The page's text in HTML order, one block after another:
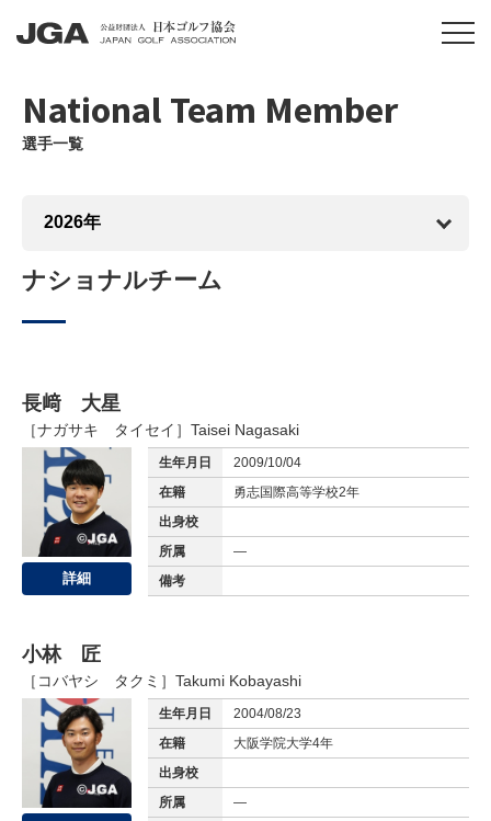
National Team Member
選手一覧
ナショナルチーム
長﨑 大星
［ナガサキ タイセイ］ Taisei Nagasaki
詳細
生年月日
2009/10/04
在籍
勇志国際高等学校2年
出身校
所属
—
備考
小林 匠
［コバヤシ タクミ］ Takumi Kobayashi
生年月日
2004/08/23
在籍
大阪学院大学4年
出身校
所属
—